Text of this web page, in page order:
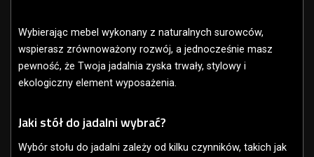
Wybierając mebel wykonany z naturalnych surowców,
wspierasz zrównoważony rozwój, a jednocześnie masz
pewność, że Twoja jadalnia zyska trwały, stylowy i
ekologiczny element wyposażenia.
Jaki stół do jadalni wybrać?
Wybór stołu do jadalni zależy od kilku czynników, takich jak